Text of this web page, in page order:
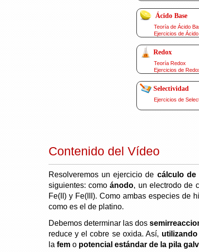
Ácido Base
Teoría de Ácido
Ejercicios de
Redox
Teoría Redox
Ejercicios de
Selectividad
Ejercicios de
Contenido del Vídeo
Resolveremos un ejercicio de cálculo de
siguientes: comoánodo, un electrodo de
Fe(II) y Fe(III). Como ambas especies de
como es el de platino.
Debemos determinar las dos
reduce y el cobre se oxida. Así,
la femo potencial estándar de la pila